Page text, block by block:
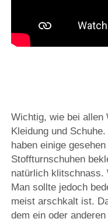
Wichtig, wie bei allen
Kleidung und
haben einige
Stoffturnschuhen
natürlich klitschnass.
Man sollte jedoch
meist arschkalt ist.
dem ein oder